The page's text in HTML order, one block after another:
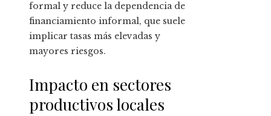
formal y reduce la dependencia de
financiamiento informal, que suele
implicar tasas más elevadas y
mayores riesgos.
Impacto en sectores
productivos locales